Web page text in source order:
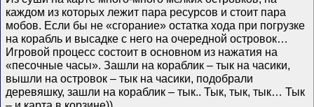
каждом из которых лежит пара ресурсов и стоит пара
мобов. Если бы не «сгорание» остатка хода при погрузке
на корабль и высадке с него на очередной островок…
Игровой процесс состоит в основном из нажатия на
«песочные часы». Зашли на кораблик – тык на часики,
вышли на островок – тык на часики, подобрали
деревяшку, зашли на кораблик – тык.. Тык, тык, тык… Тык